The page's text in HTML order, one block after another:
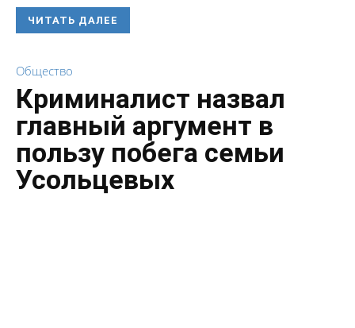
ЧИТАТЬ ДАЛЕЕ
Общество
Криминалист назвал
главный аргумент в
пользу побега семьи
Усольцевых